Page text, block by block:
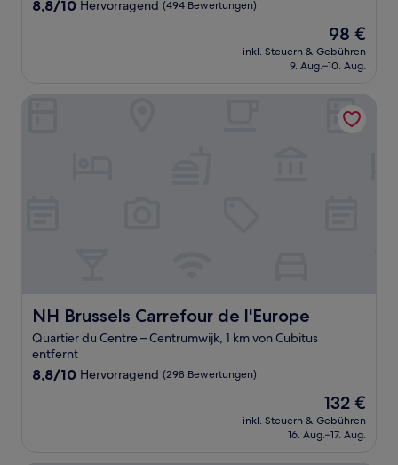
8.8
8,8/10 Hervorragend (494 Bewertungen)
Der
Preis
beträgt
98 €
inkl. Steuern & Gebühren
9. Aug.–10. Aug.
NH Brussels Carrefour de l'Europe
NH Brussels Carrefour de l'Europe
Quartier du Centre – Centrumwijk, 1 km von Cubitus
entfernt
8.8
8,8/10 Hervorragend (298 Bewertungen)
Der
Preis
beträgt
132 €
inkl. Steuern & Gebühren
16. Aug.–17. Aug.